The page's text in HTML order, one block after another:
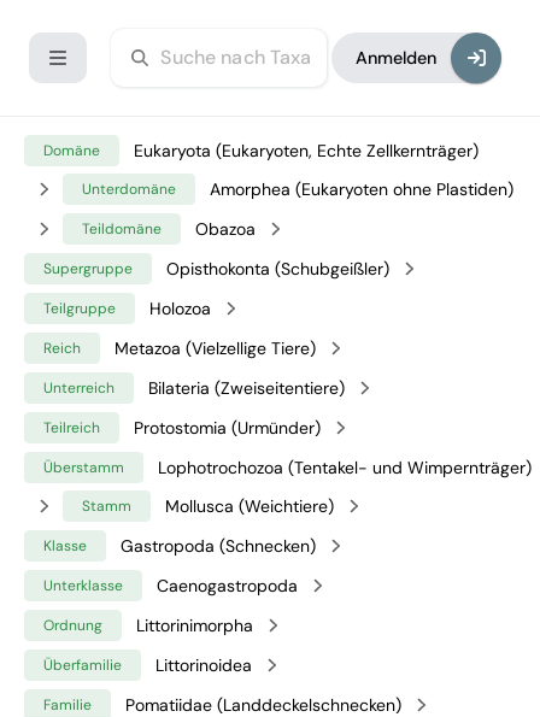
Anmelden
Domäne Eukaryota (Eukaryoten, Echte Zellkernträger)
Unterdomäne Amorphea (Eukaryoten ohne Plastiden)
Teildomäne Obazoa
Supergruppe Opisthokonta (Schubgeißler)
Teilgruppe Holozoa
Reich Metazoa (Vielzellige Tiere)
Unterreich Bilateria (Zweiseitentiere)
Teilreich Protostomia (Urmünder)
Überstamm Lophotrochozoa (Tentakel- und Wimpernträger)
Stamm Mollusca (Weichtiere)
Klasse Gastropoda (Schnecken)
Unterklasse Caenogastropoda
Ordnung Littorinimorpha
Überfamilie Littorinoidea
Familie Pomatiidae (Landdeckelschnecken)